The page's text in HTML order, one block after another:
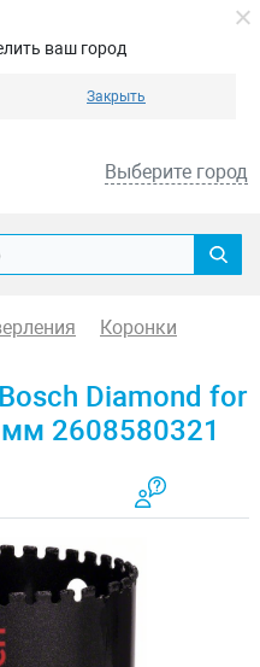
ваш город
Закрыть
Выберите город
Коронки
Diamond for
2608580321